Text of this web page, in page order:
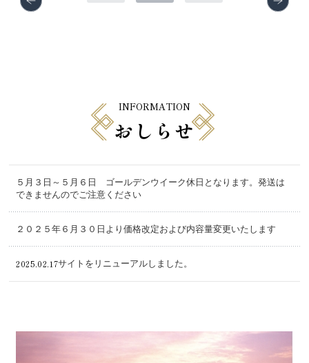
INFORMATION
おしらせ
５月３日～５月６日 ゴールデンウイーク休日となります。発送は
できませんのでご注意ください
２０２５年６月３０日より価格改定および内容量変更いたします
2025.02.17サイトをリニューアルしました。